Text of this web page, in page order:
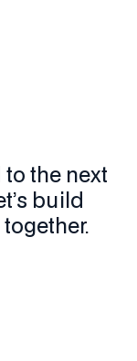
the next
build